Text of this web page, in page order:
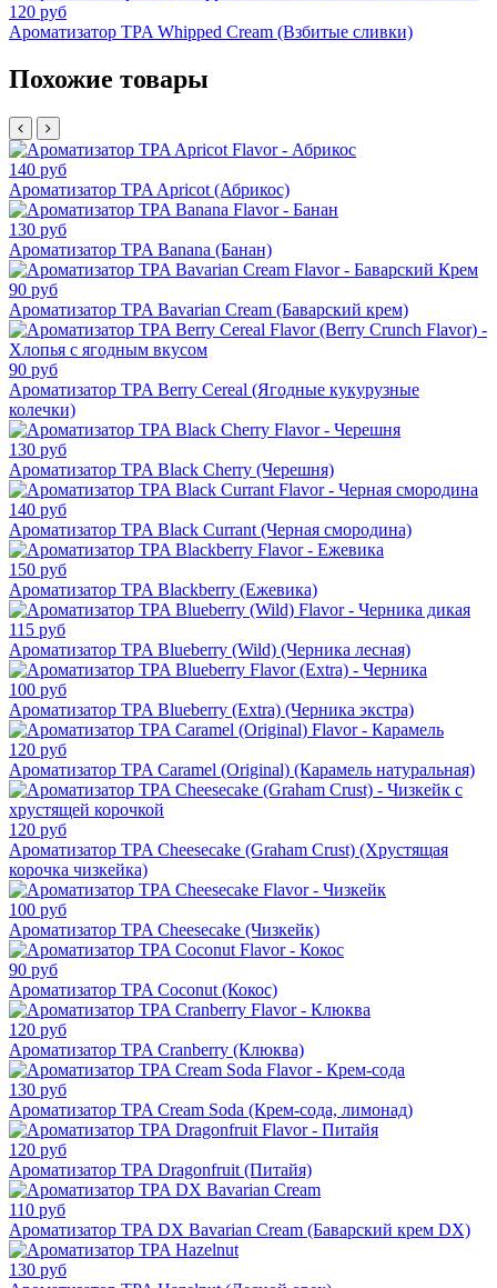
120 руб
Ароматизатор TPA Whipped Cream (Взбитые сливки)
Похожие товары
140 руб
Ароматизатор TPA Apricot (Абрикос)
130 руб
Ароматизатор TPA Banana (Банан)
90 руб
Ароматизатор TPA Bavarian Cream (Баварский крем)
90 руб
Ароматизатор TPA Berry Cereal (Ягодные кукурузные
колечки)
130 руб
Ароматизатор TPA Black Cherry (Черешня)
140 руб
Ароматизатор TPA Black Currant (Черная смородина)
150 руб
Ароматизатор TPA Blackberry (Ежевика)
115 руб
Ароматизатор TPA Blueberry (Wild) (Черника лесная)
100 руб
Ароматизатор TPA Blueberry (Extra) (Черника экстра)
120 руб
Ароматизатор TPA Caramel (Original) (Карамель натуральная)
120 руб
Ароматизатор TPA Cheesecake (Graham Crust) (Хрустящая
корочка чизкейка)
100 руб
Ароматизатор TPA Cheesecake (Чизкейк)
90 руб
Ароматизатор TPA Coconut (Кокос)
120 руб
Ароматизатор TPA Cranberry (Клюква)
130 руб
Ароматизатор TPA Cream Soda (Крем-сода, лимонад)
120 руб
Ароматизатор TPA Dragonfruit (Питайя)
110 руб
Ароматизатор TPA DX Bavarian Cream (Баварский крем DX)
130 руб